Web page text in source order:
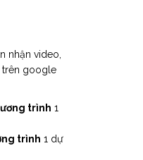
nhận video,
trên google
trình 1
trình 1 dự